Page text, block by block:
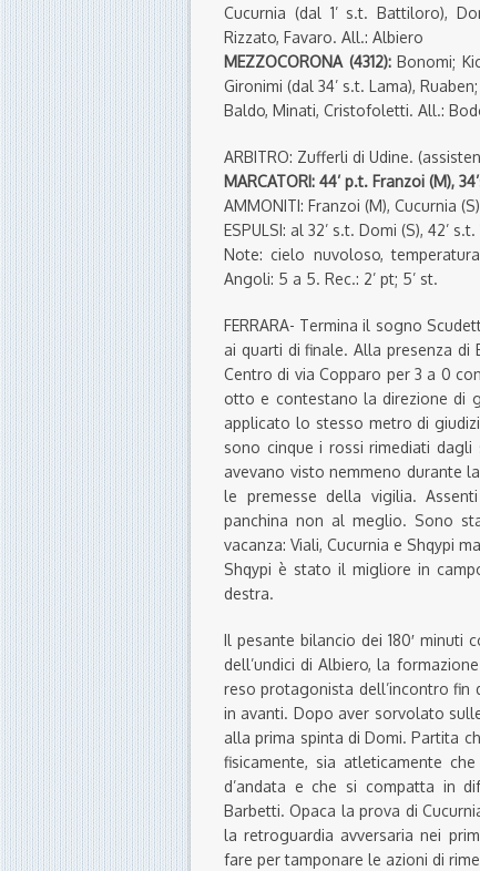
Cucurnia (dal 1’ s.t. Battiloro),
Rizzato, Favaro. All.: Albiero
MEZZOCORONA (4312):Bonomi;
Gironimi (dal 34’ s.t. Lama),
Baldo, Minati, Cristofoletti. All.:
ARBITRO: Zufferli di Udine.
MARCATORI: 44’ p.t. Franzoi (M),
AMMONITI: Franzoi (M), Cucurnia
ESPULSI: al 32’ s.t. Domi (S), 42’
Note: cielo nuvoloso,
Angoli: 5 a 5. Rec.: 2’ pt; 5’ st.
FERRARA- Termina il sogno
ai quarti di finale. Alla presenza di
Centro di via Copparo per 3 a 0
otto e contestano la direzione di
applicato lo stesso metro di
sono cinque i rossi rimediati
avevano visto nemmeno durante
le premesse della vigilia.
panchina non al meglio. Sono
vacanza: Viali, Cucurnia e Shqypi
Shqypi è stato il migliore in
destra.
Il pesante bilancio dei 180′
dell’undici di Albiero, la
reso protagonista dell’incontro fin
in avanti. Dopo aver sorvolato
alla prima spinta di Domi. Partita
fisicamente, sia atleticamente
d’andata e che si compatta in
Barbetti. Opaca la prova di
la retroguardia avversaria nei
fare per tamponare le azioni di